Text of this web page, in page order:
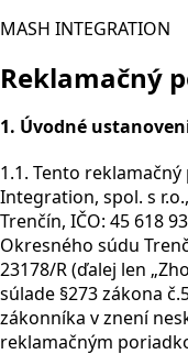
MASH INTEGRATION
Reklamačný
1. Úvodné
1.1. Tento
Integration, spol. s
Trenčín, IČO: 45 618
Okresného súdu
23178/R (ďalej len
súlade §273 zákona
zákonníka v znení
reklamačným